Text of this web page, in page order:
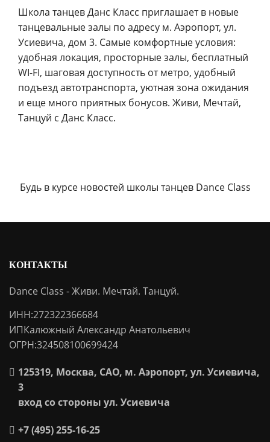
Школа танцев Данс Класс приглашает в новые
танцевальные залы по адресу м. Аэропорт, ул.
Усиевича, дом 3. Самые комфортные условия:
удобная локация, просторные залы, бесплатный
WI-FI, шаговая доступность от метро, удобный
подъезд автотранспорта, уютная зона ожидания
и еще много приятных бонусов. Живи, Мечтай,
Танцуй с Данс Класс.
Будь в курсе новостей школы танцев Dance Class
КОНТАКТЫ
Dance Class - Живи. Мечтай. Танцуй.
ИНН:272322366684
ИПКалюжный Александр Анатольевич
ОГРН:324508100699424
125319, Москва, САО, м. Аэропорт, ул. Усиевича,
3
вход со стороны ул. Усиевича
+7 (495) 255-16-25